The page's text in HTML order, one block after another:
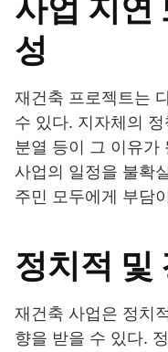
사업 지연
성
재건축 프로젝트는
수 있다. 지자체의
분열 등이 그 이유가
사업의 일정을 불확
주민 모두에게 부담
정치적 및
재건축 사업은 정치
향을 받을 수 있다.